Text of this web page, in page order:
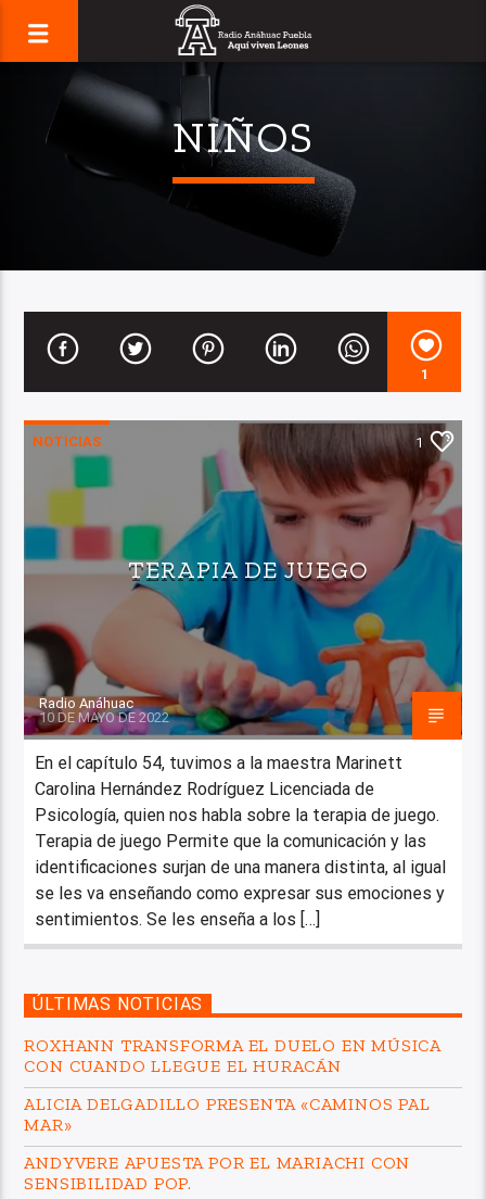
NIÑOS
1
NOTICIAS 1
TERAPIA DE JUEGO
Radio Anáhuac
10 DE MAYO DE 2022
En el capítulo 54, tuvimos a la maestra Marinett
Carolina Hernández Rodríguez Licenciada de
Psicología, quien nos habla sobre la terapia de juego.
Terapia de juego Permite que la comunicación y las
identificaciones surjan de una manera distinta, al igual
se les va enseñando como expresar sus emociones y
sentimientos. Se les enseña a los […]
ÚLTIMAS NOTICIAS
ROXHANN TRANSFORMA EL DUELO EN MÚSICA
CON CUANDO LLEGUE EL HURACÁN
ALICIA DELGADILLO PRESENTA «CAMINOS PAL
MAR»
ANDYVERE APUESTA POR EL MARIACHI CON
SENSIBILIDAD POP.